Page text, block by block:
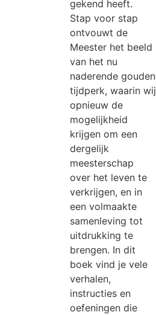
gekend heeft.
Stap voor stap
ontvouwt de
Meester het beeld
van het nu
naderende gouden
tijdperk, waarin wij
opnieuw de
mogelijkheid
krijgen om een
dergelijk
meesterschap
over het leven te
verkrijgen, en in
een volmaakte
samenleving tot
uitdrukking te
brengen. In dit
boek vind je vele
verhalen,
instructies en
oefeningen die